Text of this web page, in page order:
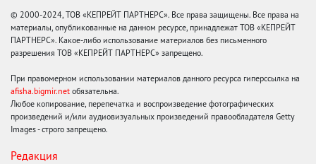
© 2000-2024, ТОВ «КЕПРЕЙТ ПАРТНЕРС». Все права защищены. Все права на
материалы, опубликованные на данном ресурсе, принадлежат ТОВ «КЕПРЕЙТ
ПАРТНЕРС». Какое-либо использование материалов без письменного
разрешения ТОВ «КЕПРЕЙТ ПАРТНЕРС» запрещено.
При правомерном использовании материалов данного ресурса гиперссылка на
afisha.bigmir.net обязательна.
Любое копирование, перепечатка и воспроизведение фотографических
произведений и/или аудиовизуальных произведений правообладателя Getty
Images - строго запрещено.
Редакция